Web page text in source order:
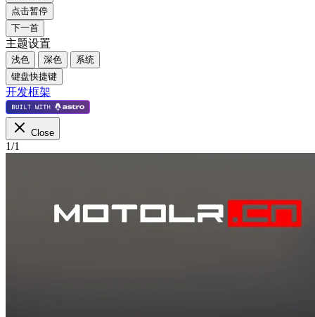
点击暂停
下一首
主题设置
浅色 深色
系统
键盘快捷键
开发框架
Close
1/1